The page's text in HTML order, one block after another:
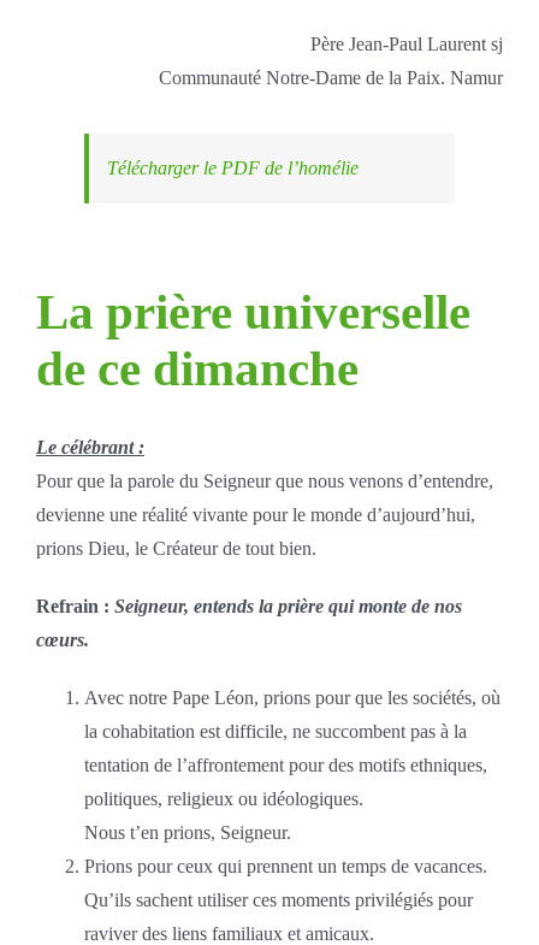
Père Jean-Paul Laurent sj
Communauté Notre-Dame de la Paix. Namur
Télécharger le PDF de l’homélie
La prière universelle
de ce dimanche
Le célébrant :
Pour que la parole du Seigneur que nous venons d’entendre,
devienne une réalité vivante pour le monde d’aujourd’hui,
prions Dieu, le Créateur de tout bien.
Refrain : Seigneur, entends la prière qui monte de nos
cœurs.
Avec notre Pape Léon, prions pour que les sociétés, où
la cohabitation est difficile, ne succombent pas à la
tentation de l’affrontement pour des motifs ethniques,
politiques, religieux ou idéologiques.
Nous t’en prions, Seigneur.
Prions pour ceux qui prennent un temps de vacances.
Qu’ils sachent utiliser ces moments privilégiés pour
raviver des liens familiaux et amicaux.